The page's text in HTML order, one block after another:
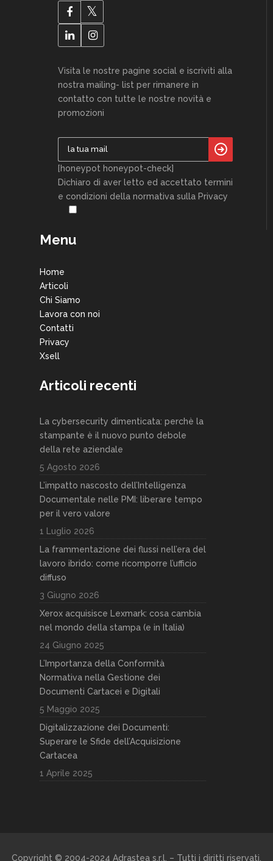
Visita le nostre pagine social e iscriviti alla
nostra mailing- list per rimanere in
contatto con tutte le nostre novità e
promozioni
[honeypot honeypot-check]
Dichiaro di aver letto ed accettato termini
e condizioni della normativa sulla Privacy
Menu
Home
Articoli
Chi Siamo
Lavora con noi
Contatti
Privacy
Xsell
Articoli recenti
La cybersecurity dimenticata: perchè la
stampante è il nuovo punto debole
della rete aziendale
5 Agosto 2026
L’impatto nascosto dell’Intelligenza
Documentale nelle PMI: liberare tempo
per il vero valore
1 Luglio 2026
La frammentazione dei flussi nell’era del
lavoro ibrido: come ricomporre l’ufficio
diffuso
3 Giugno 2026
Xerox acquisisce Lexmark: cosa cambia
nel mondo della stampa (e in Italia)
24 Giugno 2025
L’Importanza della Conformità
Normativa nella Gestione dei
Documenti Cartacei e Digitali
5 Maggio 2025
Digitalizzazione dei Documenti:
Superare le Sfide dell’Acquisizione
Cartacea
1 Aprile 2025
Copyright © 2004-2024 Adrastea s.r.l. – Tutti i diritti riservati.